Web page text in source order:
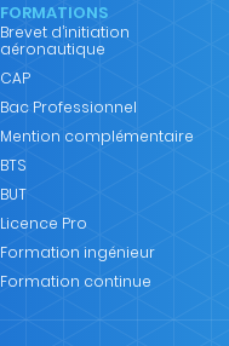
FORMATIONS
Brevet d’initiation
aéronautique
CAP
Bac Professionnel
Mention complémentaire
BTS
BUT
Licence Pro
Formation ingénieur
Formation continue